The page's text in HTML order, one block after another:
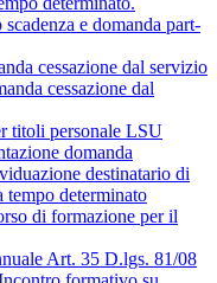
e domanda part-
cessazione dal servizio
cessazione dal
titoli personale LSU
domanda
destinatario di
tempo determinato
di formazione per il
Art. 35 D.lgs. 81/08